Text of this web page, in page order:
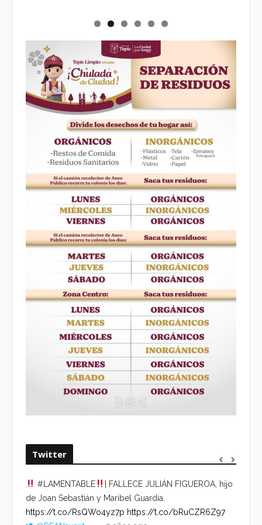
Twitter
#LAMENTABLE
| FALLECE JULIÁN FIGUEROA, hijo
de Joan Sebastián y Maribel Guardia.
https://t.co/RsQWo4yz7p https://t.co/bRuCZR6Z97